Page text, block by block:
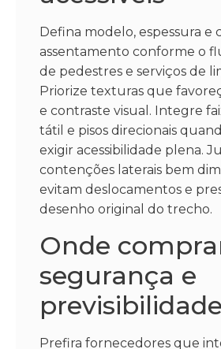
Defina modelo, espessura e
assentamento conforme o
de pedestres e serviços de
Priorize texturas que
e contraste visual. Integre
tátil e pisos direcionais
exigir acessibilidade plena.
contenções laterais bem
evitam deslocamentos e
desenho original do trecho.
Onde
segurança e
previsibilidade
Prefira fornecedores que